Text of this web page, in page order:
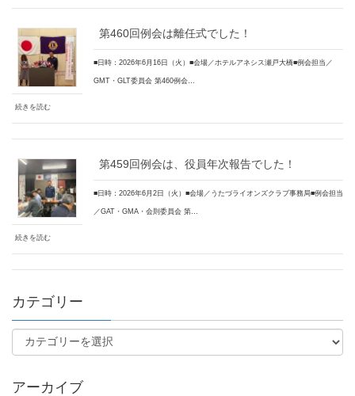
第460回例会は離任式でした！
■日時：2026年6月16日（火）■会場／ホテルアネシス瀬戸大橋■例会担当／
GMT・GLT委員会 第460例会…
続きを読む
第459回例会は、役員年次報告でした！
■日時：2026年6月2日（火）■会場／うたづライオンズクラブ事務局■例会担当
／GAT・GMA・会則委員会 第…
続きを読む
カテゴリー
アーカイブ